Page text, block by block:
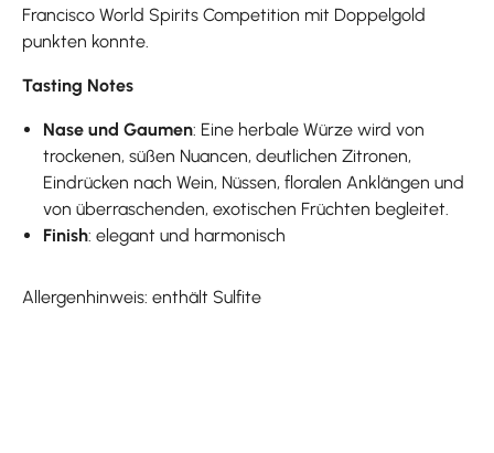
Francisco World Spirits Competition mit Doppelgold
punkten konnte.
Tasting Notes
Nase und Gaumen: Eine herbale Würze wird von
trockenen, süßen Nuancen, deutlichen Zitronen,
Eindrücken nach Wein, Nüssen, floralen Anklängen und
von überraschenden, exotischen Früchten begleitet.
Finish: elegant und harmonisch
Allergenhinweis: enthält Sulfite